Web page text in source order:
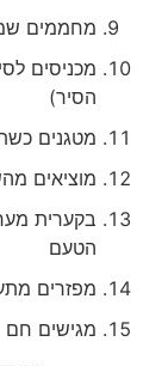
מחממים שמן בסיר
מכניסים
הסיר)
מטגנים כשתי
מוציאים
בקערית
הטעם
מפזרים
מגישים חם